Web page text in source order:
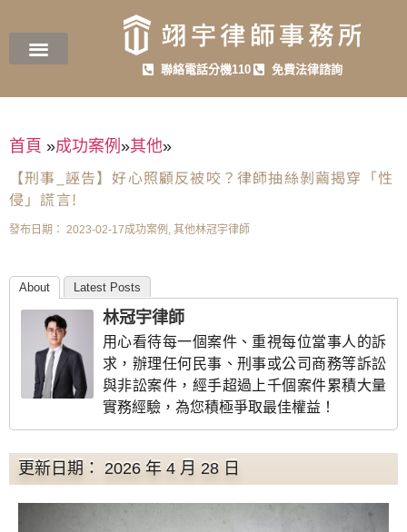
聯絡電話分機110 免費法律諮詢
首頁 »成功案例 »其他»
【刑事_誣告】好心照顧反被咬？律師抽絲剝繭揭穿「性
侵」謊言!
發布日期： 2023-02-17成功案例 , 其他林冠宇律師
About Latest Posts
林冠宇律師
用心看待每一個案件、重視每位當事人的訴
求，辦理任何民事、刑事或公司商務等訴訟
與非訟案件，經手超過上千個案件累積大量
實務經驗，為您積極爭取最佳權益！
更新日期： 2026 年 4 月 28 日